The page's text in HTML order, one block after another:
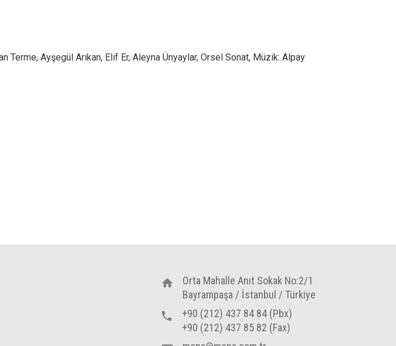
Terme, Ayşegül Arıkan, Elif Er, Aleyna Ünyaylar, Orsel Sonat, Müzik: Alpay
Orta Mahalle Anıt Sokak No:2/1
Bayrampaşa / İstanbul / Türkiye
+90 (212) 437 84 84 (Pbx)
+90 (212) 437 85 82 (Fax)